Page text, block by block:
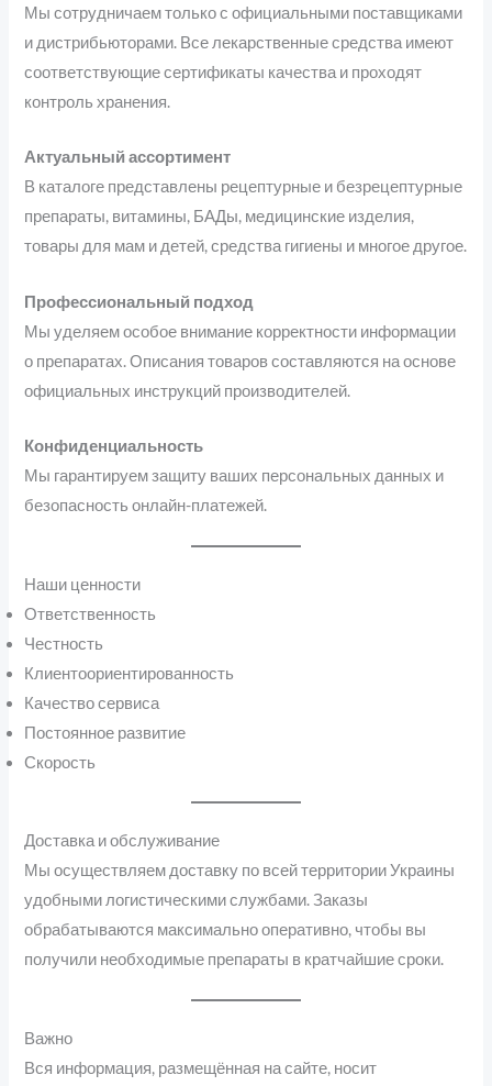
Мы сотрудничаем только с официальными поставщиками
и дистрибьюторами. Все лекарственные средства имеют
соответствующие сертификаты качества и проходят
контроль хранения.
Актуальный ассортимент
В каталоге представлены рецептурные и безрецептурные
препараты, витамины, БАДы, медицинские изделия,
товары для мам и детей, средства гигиены и многое другое.
Профессиональный подход
Мы уделяем особое внимание корректности информации
о препаратах. Описания товаров составляются на основе
официальных инструкций производителей.
Конфиденциальность
Мы гарантируем защиту ваших персональных данных и
безопасность онлайн-платежей.
Наши ценности
Ответственность
Честность
Клиентоориентированность
Качество сервиса
Постоянное развитие
Скорость
Доставка и обслуживание
Мы осуществляем доставку по всей территории Украины
удобными логистическими службами. Заказы
обрабатываются максимально оперативно, чтобы вы
получили необходимые препараты в кратчайшие сроки.
Важно
Вся информация, размещённая на сайте, носит